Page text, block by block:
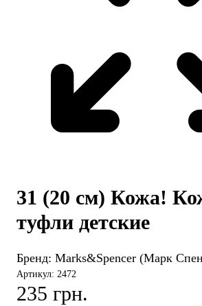
31 (20 см) Кожа!
туфли детские
Бренд: Marks&Spencer (Марк
Артикул: 2472
235 грн.